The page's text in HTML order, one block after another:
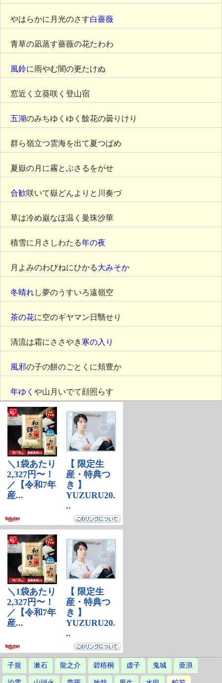
やはらかに月光のさす白薔薇
青草の凪蒸す薔薇の花たわわ
風鈴に雨やむ闇の更たけぬ
窓近く立葵咲く登山宿
五湖のみちゆくゆく餘花の曇りけり
群ら嶺立つ雲海を出て夏つばめ
夏嶽の月に霧とぶさるをがせ
合歓咲いて嶽どんよりと川奏づ
草は冷め巌なほ温く曼珠沙華
積雪に月さしわたる年の夜
月よみのわびねにひかる大みそか
冬晴れし夢のうすいろ遠嶺空
茶の花に空のギヤマン日翳せり
清流は霜にささやき 寒の入り
風邪の子の餅のごとくに頬豊か
年ゆく や山月いでて顔照らす
子規 漱石 龍之介 碧梧桐 虚子 鬼城 亜浪